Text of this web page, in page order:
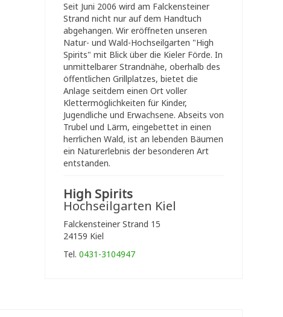
Seit Juni 2006 wird am Falckensteiner
Strand nicht nur auf dem Handtuch
abgehangen. Wir eröffneten unseren
Natur- und Wald-Hochseilgarten "High
Spirits" mit Blick über die Kieler Förde. In
unmittelbarer Strandnähe, oberhalb des
öffentlichen Grillplatzes, bietet die
Anlage seitdem einen Ort voller
Klettermöglichkeiten für Kinder,
Jugendliche und Erwachsene. Abseits von
Trubel und Lärm, eingebettet in einen
herrlichen Wald, ist an lebenden Bäumen
ein Naturerlebnis der besonderen Art
entstanden.
High Spirits
Hochseilgarten Kiel
Falckensteiner Strand 15
24159 Kiel
Tel. 0431-3104947